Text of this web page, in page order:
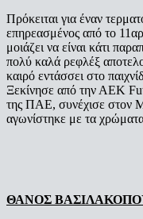
Πρόκειται για έναν
επηρεασμένος από το
μοιάζει να είναι κάτι
πολύ καλά ρεφλέξ
καιρό εντάσσει στο
Ξεκίνησε από την ΑΕΚ
της ΠΑΕ, συνέχισε στον
αγωνίστηκε με τα
ΘΑΝΟΣ